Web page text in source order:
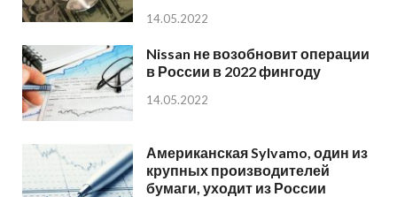
14.05.2022
Nissan не возобновит операции
в России в 2022 фингоду
14.05.2022
Американская Sylvamo, один из
крупных производителей
бумаги, уходит из России